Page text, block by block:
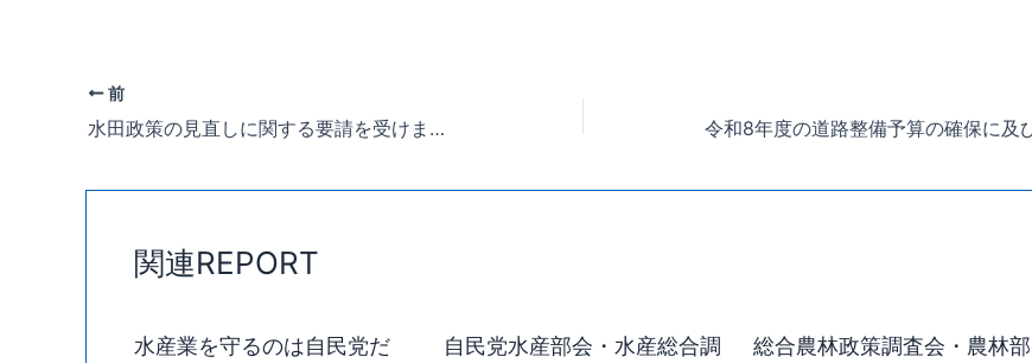
前
水田政策の見直しに関する要請を受けました。
関連REPORT
水産業を守るのは自民党だ
自民党水産部会・水産総合調
総合農林政策調査会・農林部